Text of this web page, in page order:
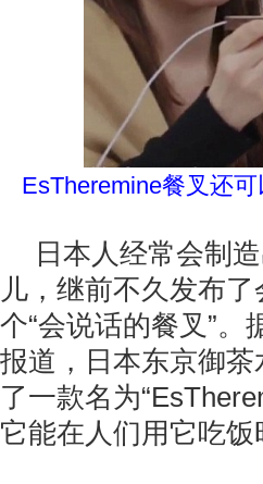
EsTheremine餐叉还
日本人经常会制
儿，继前不久发布
个“会说话的餐叉”
报道，日本东京御
了一款名为
它能在人们用它吃